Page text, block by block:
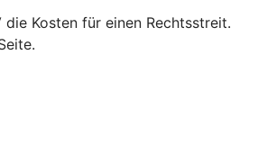
Kosten für einen Rechtsstreit.